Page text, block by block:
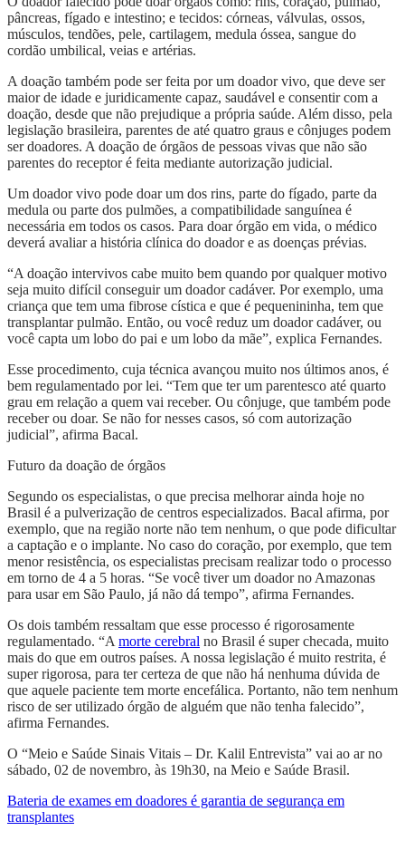
pâncreas, fígado e intestino; e tecidos: córneas, válvulas, ossos,
músculos, tendões, pele, cartilagem, medula óssea, sangue do
cordão umbilical, veias e artérias.
A doação também pode ser feita por um doador vivo, que deve ser
maior de idade e juridicamente capaz, saudável e consentir com a
doação, desde que não prejudique a própria saúde. Além disso, pela
legislação brasileira, parentes de até quatro graus e cônjuges podem
ser doadores. A doação de órgãos de pessoas vivas que não são
parentes do receptor é feita mediante autorização judicial.
Um doador vivo pode doar um dos rins, parte do fígado, parte da
medula ou parte dos pulmões, a compatibilidade sanguínea é
necessária em todos os casos. Para doar órgão em vida, o médico
deverá avaliar a história clínica do doador e as doenças prévias.
“A doação intervivos cabe muito bem quando por qualquer motivo
seja muito difícil conseguir um doador cadáver. Por exemplo, uma
criança que tem uma fibrose cística e que é pequenininha, tem que
transplantar pulmão. Então, ou você reduz um doador cadáver, ou
você capta um lobo do pai e um lobo da mãe”, explica Fernandes.
Esse procedimento, cuja técnica avançou muito nos últimos anos, é
bem regulamentado por lei. “Tem que ter um parentesco até quarto
grau em relação a quem vai receber. Ou cônjuge, que também pode
receber ou doar. Se não for nesses casos, só com autorização
judicial”, afirma Bacal.
Futuro da doação de órgãos
Segundo os especialistas, o que precisa melhorar ainda hoje no
Brasil é a pulverização de centros especializados. Bacal afirma, por
exemplo, que na região norte não tem nenhum, o que pode dificultar
a captação e o implante. No caso do coração, por exemplo, que tem
menor resistência, os especialistas precisam realizar todo o processo
em torno de 4 a 5 horas. “Se você tiver um doador no Amazonas
para usar em São Paulo, já não dá tempo”, afirma Fernandes.
Os dois também ressaltam que esse processo é rigorosamente
regulamentado. “A morte cerebral no Brasil é super checada, muito
mais do que em outros países. A nossa legislação é muito restrita, é
super rigorosa, para ter certeza de que não há nenhuma dúvida de
que aquele paciente tem morte encefálica. Portanto, não tem nenhum
risco de ser utilizado órgão de alguém que não tenha falecido”,
afirma Fernandes.
O “Meio e Saúde Sinais Vitais – Dr. Kalil Entrevista” vai ao ar no
sábado, 02 de novembro, às 19h30, na Meio e Saúde Brasil.
Bateria de exames em doadores é garantia de segurança em
transplantes